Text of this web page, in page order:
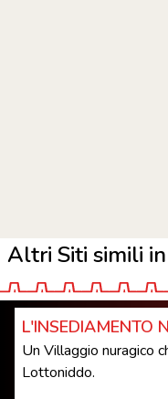
Altri Siti simili
L'INSEDIAMENTO
Un Villaggio nuragico
Lottoniddo.